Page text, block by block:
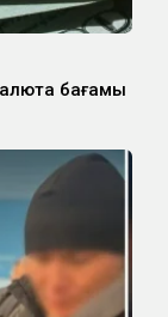
бағамы